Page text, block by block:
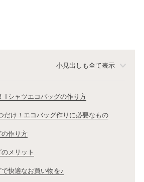
小見出しも全て表示
Tシャツエコバッグの作り方
だけ！エコバッグ作りに必要なもの
作り方
メリット
快適なお買い物を♪